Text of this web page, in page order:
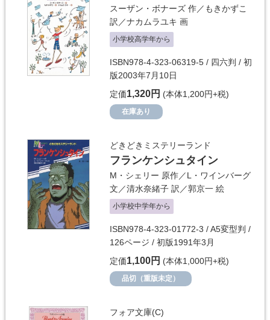
スーザン・ボナーズ 作／ もきかずこ
訳／ナカムラユキ 画
小学校高学年から
ISBN978-4-323-06319-5 / 四六判 / 初
版2003年7月10日
定価1,320円 (本体1,200円+税)
在庫あり
どきどきミステリーランド
フランケンシュタイン
M・シェリー 原作／L・ワインバーグ
文／清水奈緒子 訳／郭京一 絵
小学校中学年から
ISBN978-4-323-01772-3 / A5変型判 /
126ページ / 初版1991年3月
定価1,100円 (本体1,000円+税)
品切（重版未定）
フォア文庫(C)